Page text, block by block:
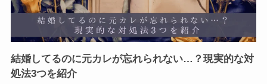
結婚してるのに元カレが忘れられない…？現実的な対
処法3つを紹介